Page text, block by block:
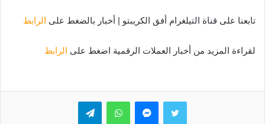
تابعنا على قناة التيلغرام أفق الكريبتو | أخبار بالضغط على الرابط
لقراءة المزيد من أخبار العملات الرقمية اضغط على الرابط
تويتر ماسنجرواتساب تيلقرام